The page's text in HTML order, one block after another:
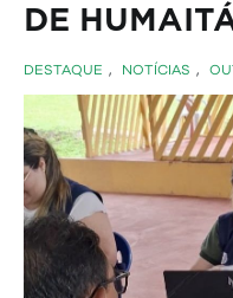
DE
DESTAQUE , NOTÍCIAS ,